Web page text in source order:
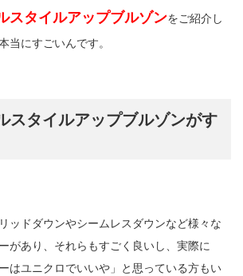
スタイルアップブルゾンをご紹介し
当にすごいんです。
スタイルアップブルゾンがす
ッドダウンやシームレスダウンなど様々な
があり、それらもすごく良いし、実際に
はユニクロでいいや」と思っている方もい